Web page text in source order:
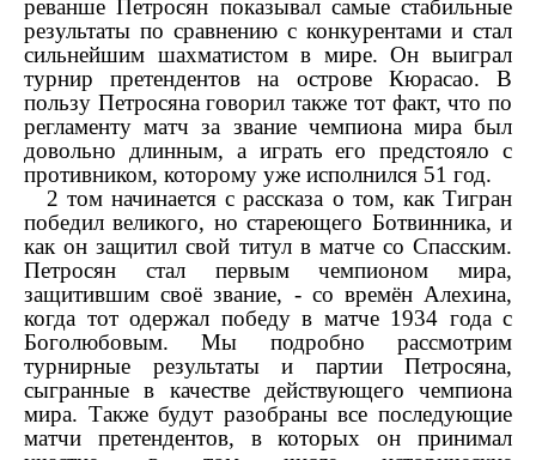
реванше Петросян показывал самые стабильные
результаты по сравнению с конкурентами и стал
сильнейшим шахматистом в мире. Он выиграл
турнир претендентов на острове Кюрасао. В
пользу Петросяна говорил также тот факт, что по
регламенту матч за звание чемпиона мира был
довольно длинным, а играть его предстояло с
противником, которому уже исполнился 51 год.
2 том начинается с рассказа о том, как Тигран
победил великого, но стареющего Ботвинника, и
как он защитил свой титул в матче со Спасским.
Петросян стал первым чемпионом мира,
защитившим своё звание, - со времён Алехина,
когда тот одержал победу в матче 1934 года с
Боголюбовым. Мы подробно рассмотрим
турнирные результаты и партии Петросяна,
сыгранные в качестве действующего чемпиона
мира. Также будут разобраны все последующие
матчи претендентов, в которых он принимал